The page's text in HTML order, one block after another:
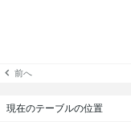
前へ
現在のテーブルの位置